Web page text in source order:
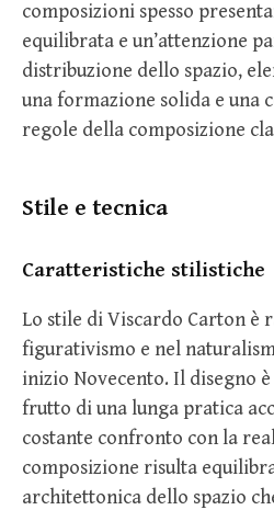
composizioni spesso
equilibrata e un’attenzione
distribuzione dello spazio,
una formazione solida e una
regole della composizione
Stile e tecnica
Caratteristiche stilistiche
Lo stile di Viscardo Carton è
figurativismo e nel
inizio Novecento. Il disegno
frutto di una lunga pratica
costante confronto con la
composizione risulta
architettonica dello spazio